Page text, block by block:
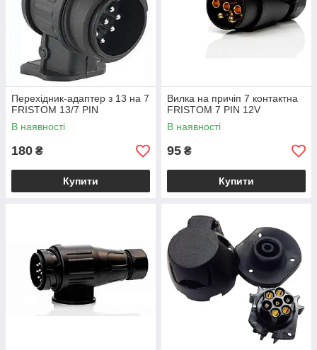
Перехідник-адаптер з 13 на 7
FRISTOM 13/7 PIN
В наявності
180 ₴
Купити
Вилка на причіп 7 контактна
FRISTOM 7 PIN 12V
В наявності
95 ₴
Купити